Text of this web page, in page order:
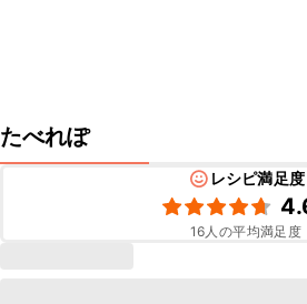
たべれぽ
レシピ満足度
16人の平均満足度